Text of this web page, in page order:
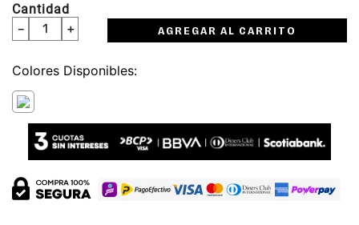
Cantidad
＋
－ AGREGAR AL CARRITO
Colores